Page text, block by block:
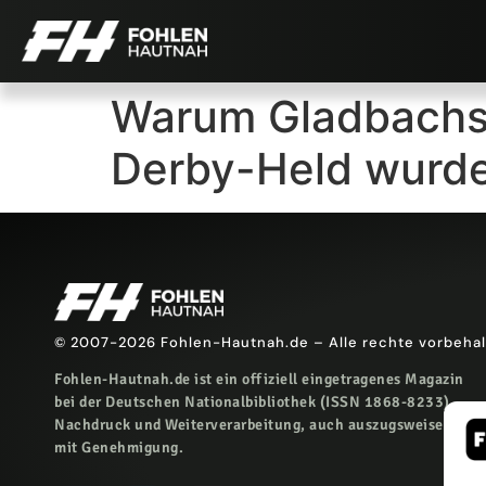
Warum
Derby-Held
© 2007-2026 Fohlen-Hautnah.de – Alle rechte
Fohlen-Hautnah.de ist ein offiziell eingetragenes Magazin
bei der Deutschen Nationalbibliothek (ISSN 1868-8233).
Nachdruck und Weiterverarbeitung, auch auszugsweise, nur
mit Genehmigung.